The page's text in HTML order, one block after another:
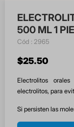
500 ML 1
: 2965
$25.50
Electrolitos
electrolitos, para
Si persisten las